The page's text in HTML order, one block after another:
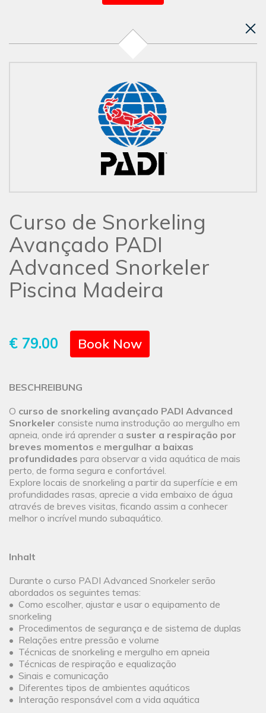
Curso de Snorkeling
Avançado PADI
Advanced Snorkeler
Piscina Madeira
€ 79.00 Book Now
BESCHREIBUNG
O curso de snorkeling avançado PADI Advanced
Snorkeler consiste numa instrodução ao mergulho em
apneia, onde irá aprender a suster a respiração por
breves momentos e mergulhar a baixas
profundidades para observar a vida aquática de mais
perto, de forma segura e confortável.
Explore locais de snorkeling a partir da superfície e em
profundidades rasas, aprecie a vida embaixo de água
através de breves visitas, ficando assim a conhecer
melhor o incrível mundo subaquático.
Inhalt
Durante o curso PADI Advanced Snorkeler serão
abordados os seguintes temas:
• Como escolher, ajustar e usar o equipamento de
snorkeling
• Procedimentos de segurança e de sistema de duplas
• Relações entre pressão e volume
• Técnicas de snorkeling e mergulho em apneia
• Técnicas de respiração e equalização
• Sinais e comunicação
• Diferentes tipos de ambientes aquáticos
• Interação responsável com a vida aquática